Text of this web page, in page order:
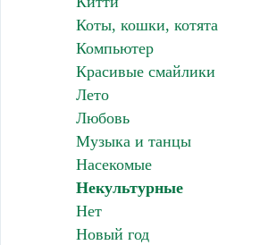
Коты, кошки, котята
Компьютер
Красивые смайлики
Лето
Любовь
Музыка и танцы
Насекомые
Некультурные
Нет
Новый год